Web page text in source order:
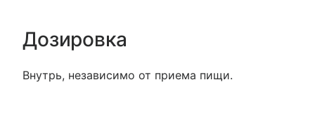
Дозировка
Внутрь, независимо от приема пищи.